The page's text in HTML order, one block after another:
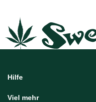
Hilfe
Viel mehr